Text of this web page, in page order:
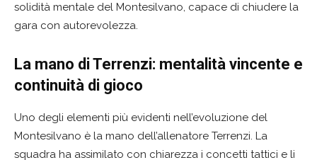
solidità mentale del Montesilvano, capace di chiudere la
gara con autorevolezza.
La mano di Terrenzi: mentalità vincente e
continuità di gioco
Uno degli elementi più evidenti nell’evoluzione del
Montesilvano è la mano dell’allenatore Terrenzi. La
squadra ha assimilato con chiarezza i concetti tattici e li